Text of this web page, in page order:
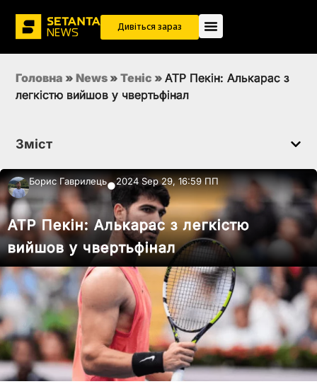
Дивіться зараз
Головна » News » Теніс » ATP Пекін: Алькарас з
легкістю вийшов у чвертьфінал
Зміст
Борис Гаврилець●2024 Sep 29, 16:59 ПП
ATP Пекін: Алькарас з легкістю
вийшов у чвертьфінал